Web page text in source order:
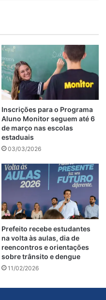
Inscrições para o Programa
Aluno Monitor seguem até 6
de março nas escolas
estaduais
03/03/2026
Prefeito recebe estudantes
na volta às aulas, dia de
reencontros e orientações
sobre trânsito e dengue
11/02/2026